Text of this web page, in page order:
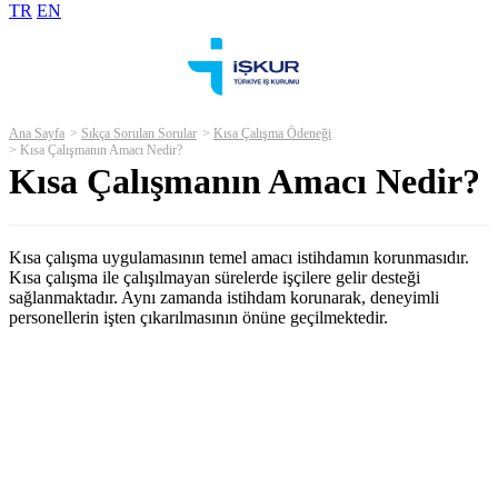
TR EN
Ana Sayfa Sıkça Sorulan Sorular
Kısa Çalışma Ödeneği
Kısa Çalışmanın Amacı Nedir?
Kısa Çalışmanın Amacı Nedir?
Kısa çalışma uygulamasının temel amacı istihdamın korunmasıdır.
Kısa çalışma ile çalışılmayan sürelerde işçilere gelir desteği
sağlanmaktadır. Aynı zamanda istihdam korunarak, deneyimli
personellerin işten çıkarılmasının önüne geçilmektedir.